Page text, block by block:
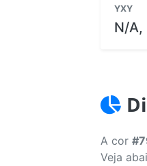
YXY
N/A,
A cor
Veja